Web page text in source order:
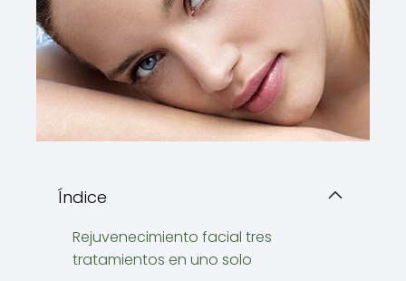
Índice
Rejuvenecimiento facial tres
tratamientos en uno solo